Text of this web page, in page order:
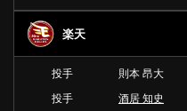
楽天
投手 則本 昂大
投手
酒居 知史